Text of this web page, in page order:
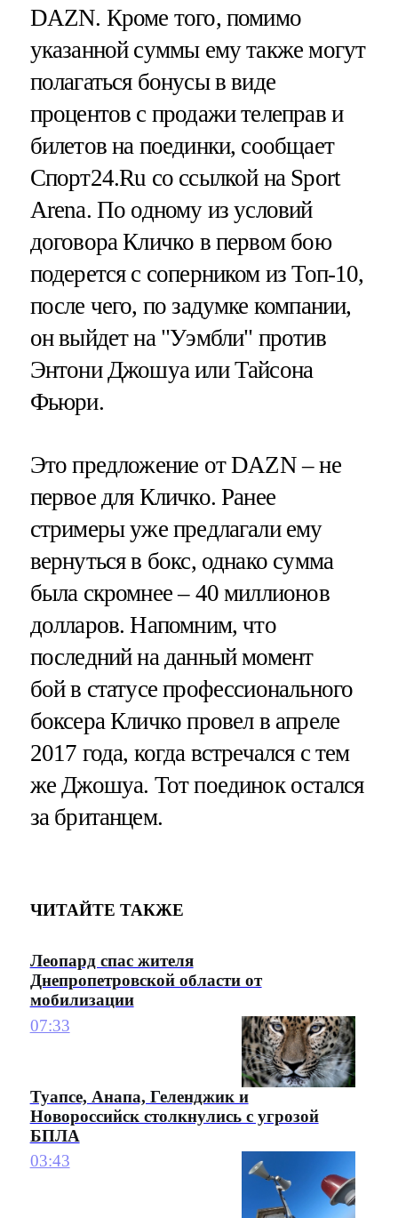
DAZN. Кроме того, помимо
указанной суммы ему также могут
полагаться бонусы в виде
процентов с продажи телеправ и
билетов на поединки, сообщает
Спорт24.Ru со ссылкой на Sport
Arena. По одному из условий
договора Кличко в первом бою
подерется с соперником из Топ-10,
после чего, по задумке компании,
он выйдет на "Уэмбли" против
Энтони Джошуа или Тайсона
Фьюри.
Это предложение от DAZN – не
первое для Кличко. Ранее
стримеры уже предлагали ему
вернуться в бокс, однако сумма
была скромнее – 40 миллионов
долларов. Напомним, что
последний на данный момент
бой в статусе профессионального
боксера Кличко провел в апреле
2017 года, когда встречался с тем
же Джошуа. Тот поединок остался
за британцем.
ЧИТАЙТЕ ТАКЖЕ
Леопард спас жителя
Днепропетровской области от
мобилизации
07:33
Туапсе, Анапа, Геленджик и
Новороссийск столкнулись с угрозой
БПЛА
03:43